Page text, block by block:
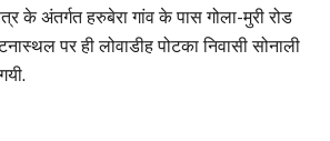
के अंतर्गत हरुबेरा गांव के पास गोला-मुरी रोड
पर ही लोवाडीह पोटका निवासी सोनाली